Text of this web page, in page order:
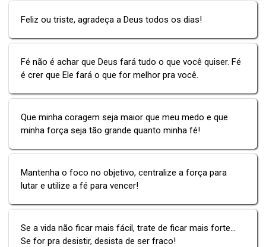
Feliz ou triste, agradeça a Deus todos os dias!
Fé não é achar que Deus fará tudo o que você quiser. Fé
é crer que Ele fará o que for melhor pra você.
Que minha coragem seja maior que meu medo e que
minha força seja tão grande quanto minha fé!
Mantenha o foco no objetivo, centralize a força para
lutar e utilize a fé para vencer!
Se a vida não ficar mais fácil, trate de ficar mais forte...
Se for pra desistir, desista de ser fraco!